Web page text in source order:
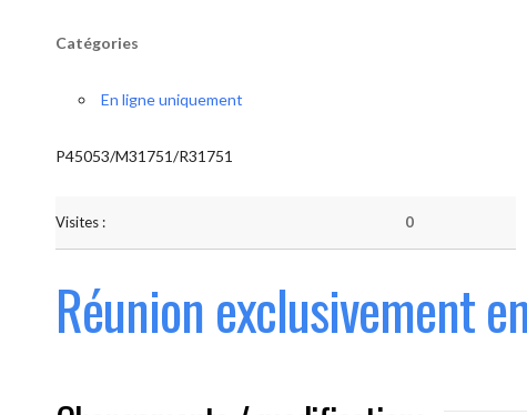
Catégories
En ligne uniquement
P45053/M31751/R31751
Visites : 0
Réunion exclusivement